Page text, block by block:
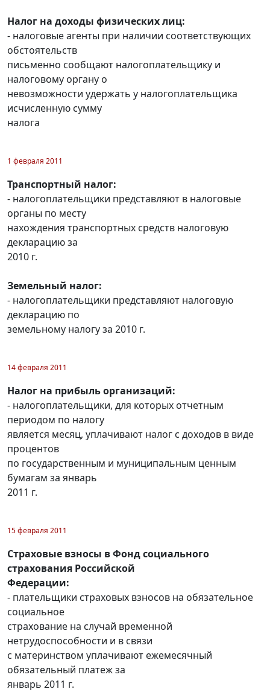
Налог на доходы физических лиц:
- налоговые агенты при наличии соответствующих
обстоятельств
письменно сообщают налогоплательщику и
налоговому органу о
невозможности удержать у налогоплательщика
исчисленную сумму
налога
1 февраля 2011
Транспортный налог:
- налогоплательщики представляют в налоговые
органы по месту
нахождения транспортных средств налоговую
декларацию за
2010 г.
Земельный налог:
- налогоплательщики представляют налоговую
декларацию по
земельному налогу за 2010 г.
14 февраля 2011
Налог на прибыль организаций:
- налогоплательщики, для которых отчетным
периодом по налогу
является месяц, уплачивают налог с доходов в виде
процентов
по государственным и муниципальным ценным
бумагам за январь
2011 г.
15 февраля 2011
Страховые взносы в Фонд социального
страхования Российской
Федерации:
- плательщики страховых взносов на обязательное
социальное
страхование на случай временной
нетрудоспособности и в связи
с материнством уплачивают ежемесячный
обязательный платеж за
январь 2011 г.